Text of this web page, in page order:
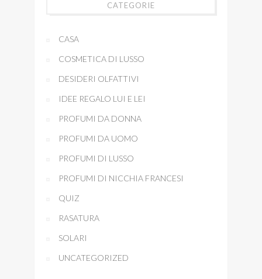
CATEGORIE
CASA
COSMETICA DI LUSSO
DESIDERI OLFATTIVI
IDEE REGALO LUI E LEI
PROFUMI DA DONNA
PROFUMI DA UOMO
PROFUMI DI LUSSO
PROFUMI DI NICCHIA FRANCESI
QUIZ
RASATURA
SOLARI
UNCATEGORIZED